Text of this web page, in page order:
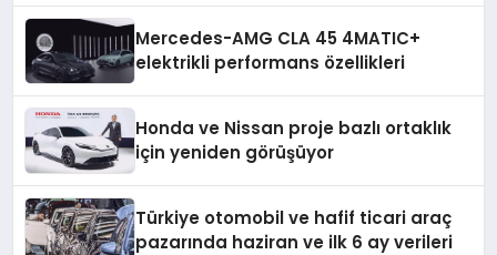
Mercedes-AMG CLA 45 4MATIC+
elektrikli performans özellikleri
Honda ve Nissan proje bazlı ortaklık
için yeniden görüşüyor
Türkiye otomobil ve hafif ticari araç
pazarında haziran ve ilk 6 ay verileri